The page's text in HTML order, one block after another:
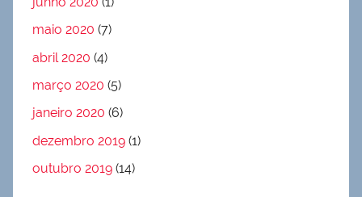
maio 2020 (7)
abril 2020 (4)
março 2020 (5)
janeiro 2020 (6)
dezembro 2019 (1)
outubro 2019 (14)